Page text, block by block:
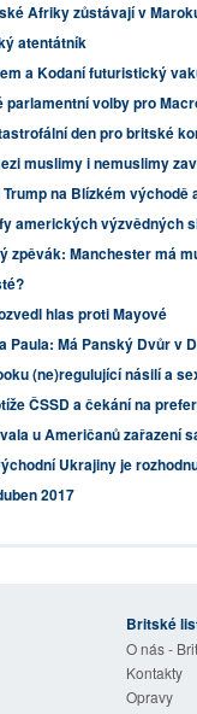
Afriky zůstávají v
atentátník
a Kodaní futuristický
parlamentní volby pro
den pro britské
muslimy i nemuslimy
Trump na Blízkém
amerických výzvědných
zpěvák: Manchester má
hlas proti Mayové
Paula: Má Panský Dvůr v
(ne)regulující násilí a
ČSSD a čekání na
u Američanů zařazení
Ukrajiny je
2017
Britské
O nás -
Kontakty
Opravy